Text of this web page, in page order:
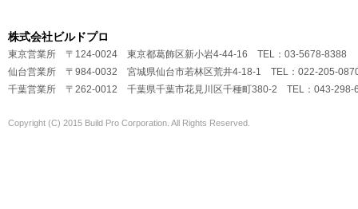
株式会社ビルドプロ
東京営業所 〒124-0024 東京都葛飾区新小岩4-44-16 TEL：03-5678-8388
仙台営業所 〒984-0032 宮城県仙台市若林区荒井4-18-1 TEL：022-205-
千葉営業所 〒262-0012 千葉県千葉市花見川区千種町380-2 TEL：043-298-
Copyright (C) 2015 Build Pro Corporation. All Rights Reserved.